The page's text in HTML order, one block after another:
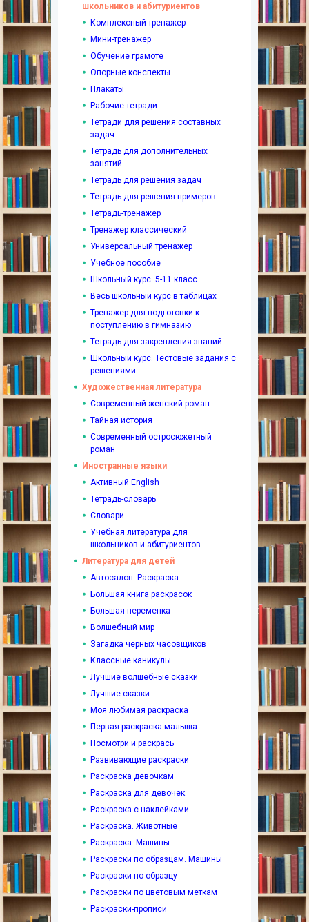
школьников и абитуриентов
Комплексный тренажер
Мини-тренажер
Обучение грамоте
Опорные конспекты
Плакаты
Рабочие тетради
Тетради для решения составных
задач
Тетрадь для дополнительных
занятий
Тетрадь для решения задач
Тетрадь для решения примеров
Тетрадь-тренажер
Тренажер классический
Универсальный тренажер
Учебное пособие
Школьный курс. 5-11 класс
Весь школьный курс в таблицах
Тренажер для подготовки к
поступлению в гимназию
Тетрадь для закрепления знаний
Школьный курс. Тестовые задания с
решениями
Художественная литература
Современный женский роман
Тайная история
Современный остросюжетный
роман
Иностранные языки
Активный English
Тетрадь-словарь
Словари
Учебная литература для
школьников и абитуриентов
Литература для детей
Автосалон. Раскраска
Большая книга раскрасок
Большая переменка
Волшебный мир
Загадка черных часовщиков
Классные каникулы
Лучшие волшебные сказки
Лучшие сказки
Моя любимая раскраска
Первая раскраска малыша
Посмотри и раскрась
Развивающие раскраски
Раскраска девочкам
Раскраска для девочек
Раскраска с наклейками
Раскраска. Животные
Раскраска. Машины
Раскраски по образцам. Машины
Раскраски по образцу
Раскраски по цветовым меткам
Раскраски-прописи